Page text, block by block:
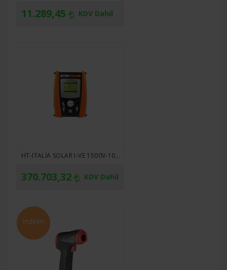
11.289,45 KDV Dahil
HT-ITALIA SOLAR I-VE 1500V-10A / 1000V-15A I&V CURVE TRACER VE INVERTÖR VERIMLILIĞI ÖLÇÜM CIHAZI
370.703,32 KDV Dahil
İndirim